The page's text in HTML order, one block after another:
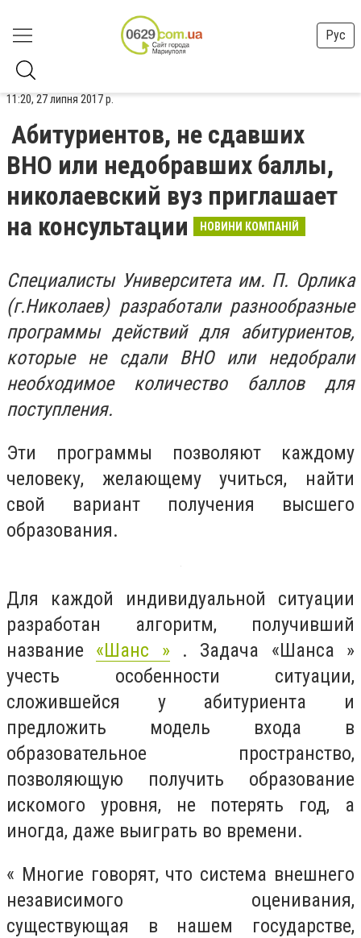
Рус
11:20, 27 липня 2017 р.
Абитуриентов, не сдавших
ВНО или недобравших баллы,
николаевский вуз приглашает
на консультации
НОВИНИ КОМПАНІЙ
Специалисты Университета им. П. Орлика
(г.Николаев) разработали разнообразные
программы действий для абитуриентов,
которые не сдали ВНО или недобрали
необходимое количество баллов для
поступления.
Эти программы позволяют каждому
человеку, желающему учиться, найти
свой вариант получения высшего
образования.
Для каждой индивидуальной ситуации
разработан алгоритм, получивший
название «Шанс » . Задача «Шанса »
учесть особенности ситуации,
сложившейся у абитуриента и
предложить модель входа в
образовательное пространство,
позволяющую получить образование
искомого уровня, не потерять год, а
иногда, даже выиграть во времени.
« Многие говорят, что система внешнего
независимого оценивания,
существующая в нашем государстве,